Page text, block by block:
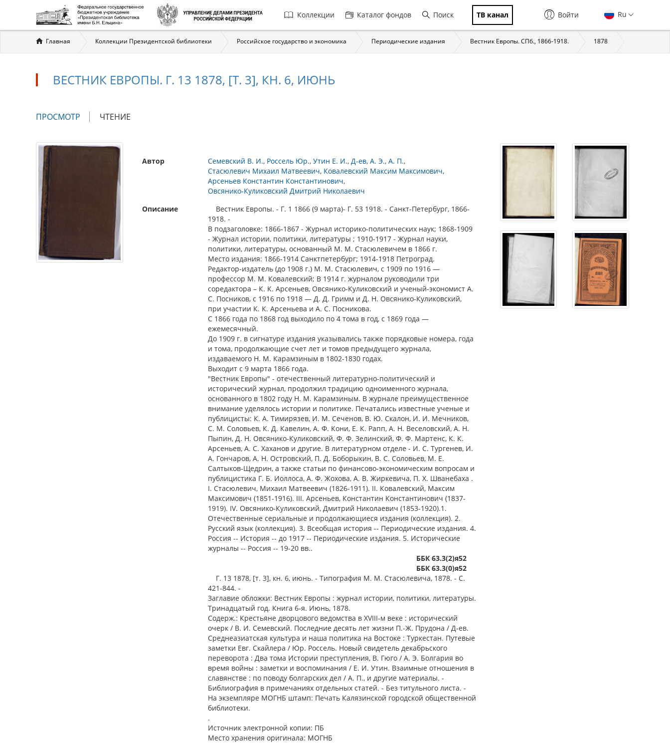
Главная
навигация
Коллекции Каталог фондов Поиск ТВ канал Ru
Войти
Вы
здесь
Главная Коллекции Президентской библиотеки Российское государство и экономика Периодические издания Вестник Европы. СПб., 1866-1918. 1878
ВЕСТНИК ЕВРОПЫ. Г. 13 1878, [Т. 3], КН. 6, ИЮНЬ
Главные
ПРОСМОТР (АКТИВНАЯ
ЧТЕНИЕ
Автор Семевский В. И. Россель Юр. Утин Е. И. Д-ев А. Э. А. П.
Стасюлевич Михаил Матвеевич Ковалевский Максим Максимович
Арсеньев Константин Константинович
Овсянико-Куликовский Дмитрий Николаевич
Описание
Вестник Европы. - Г. 1 1866 (9 марта)- Г. 53 1918. - Санкт-Петербург, 1866-
1918. -
В подзаголовке: 1866-1867 - Журнал историко-политических наук; 1868-1909
- Журнал истории, политики, литературы ; 1910-1917 - Журнал науки,
политики, литературы, основанный М. М. Стасюлевичем в 1866 г.
Место издания: 1866-1914 Санктпетербург; 1914-1918 Петроград.
Редактор-издатель (до 1908 г.) М. М. Стасюлевич, с 1909 по 1916 —
профессор М. М. Ковалевский; В 1914 г. журналом руководили три
соредактора – К. К. Арсеньев, Овсянико-Куликовский и ученый-экономист А.
С. Посников, с 1916 по 1918 — Д. Д. Гримм и Д. Н. Овсянико-Куликовский,
при участии К. К. Арсеньева и А. С. Посникова.
С 1866 года по 1868 год выходило по 4 тома в год, с 1869 года —
ежемесячный.
До 1909 г. в сигнатуре издания указывались также порядковые номера, года
и тома, продолжающие счет лет и томов предыдущего журнала,
издаваемого Н. М. Карамзиным в 1802-1830 годах.
Выходит с 9 марта 1866 года.
"Вестник Европы" - отечественный литературно-политический и
исторический журнал, продолжил традицию одноименного журнала,
основанного в 1802 году Н. М. Карамзиным. В журнале преимущественное
внимание уделялось истории и политике. Печатались известные ученые и
публицисты: К. А. Тимирязев, И. М. Сеченов, В. Ю. Скалон, И. И. Мечников,
С. М. Соловьев, К. Д. Кавелин, А. Ф. Кони, Е. К. Рапп, А. Н. Веселовский, А. Н.
Пыпин, Д. Н. Овсянико-Куликовский, Ф. Ф. Зелинский, Ф. Ф. Мартенс, К. К.
Арсеньев, А. С. Хаханов и другие. В литературном отделе - И. С. Тургенев, И.
А. Гончаров, А. Н. Островский, П. Д. Боборыкин, В. С. Соловьев, М. Е.
Салтыков-Щедрин, а также статьи по финансово-экономическим вопросам и
публицистика Г. Б. Иоллоса, А. Ф. Жохова, А. В. Жиркевича, П. Х. Шванебаха .
I. Стасюлевич, Михаил Матвеевич (1826-1911). II. Ковалевский, Максим
Максимович (1851-1916). III. Арсеньев, Константин Константинович (1837-
1919). IV. Овсянико-Куликовский, Дмитрий Николаевич (1853-1920).1.
Отечественные сериальные и продолжающиеся издания (коллекция). 2.
Русский язык (коллекция). 3. Всеобщая история -- Периодические издания. 4.
Россия -- История -- до 1917 -- Периодические издания. 5. Исторические
журналы -- Россия -- 19-20 вв..
ББК 63.3(2)я52
ББК 63.3(0)я52
Г. 13 1878, [т. 3], кн. 6, июнь. - Типография М. М. Стасюлевича, 1878. - С.
421-844. -
Заглавие обложки: Вестник Европы : журнал истории, политики, литературы.
Тринадцатый год. Книга 6-я. Июнь, 1878.
Содерж.: Крестьяне дворцового ведомства в XVIII-м веке : исторический
очерк / В. И. Семевский. Последние десять лет жизни П.-Ж. Прудона / Д-ев.
Среднеазиатская культура и наша политика на Востоке : Туркестан. Путевые
заметки Евг. Скайлера / Юр. Россель. Новый свидетель декабрьского
переворота : Два тома Истории преступления, В. Гюго / А. Э. Болгария во
время войны : заметки и воспоминания / Е. И. Утин. Взаимные отношения в
славянстве : по поводу болгарских дел / А. П., и другие материалы. -
Библиография в примечаниях отдельных статей. - Без титульного листа. -
На экземпляре МОГНБ штамп: Печать Калязинской городской общественной
библиотеки.
.
Источник электронной копии: ПБ
Место хранения оригинала: МОГНБ